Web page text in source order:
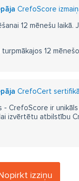
CrefoScore
12 mēnešu laikā.
12
CrefoCert
CrefoScore ir
izvērtētu atbilstību
izziņu